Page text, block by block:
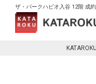
ザ・パークハビオ入谷 12階 成
KATAROKU